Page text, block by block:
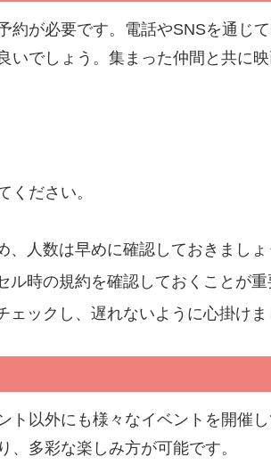
約が必要です。電話やSNSを通じ
いでしょう。集まった仲間と共に
ください。
人数は早めに確認しておきましょ
時の規約を確認しておくことが重
ェックし、遅れないように心掛けま
ト以外にも様々なイベントを開催
、多彩な楽しみ方が可能です。